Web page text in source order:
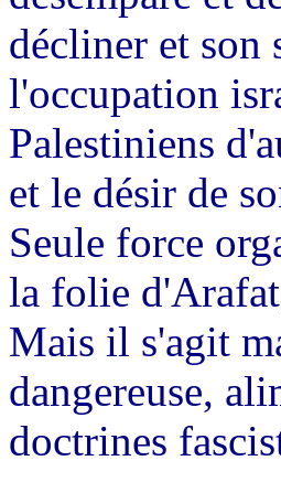
décliner et son
l'occupation
Palestiniens
et le désir de
Seule force
la folie
Mais il s'agit
dangereuse,
doctrines